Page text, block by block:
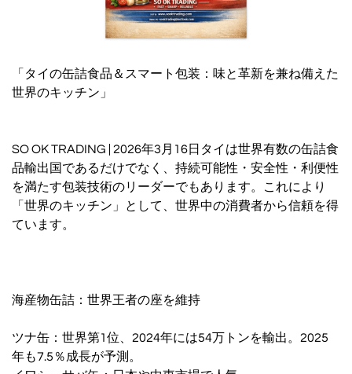
「タイの缶詰食品＆スマート包装：味と革新を兼ね備えた
世界のキッチン」
SO OK TRADING | 2026年3月16日タイは世界有数の缶詰食
品輸出国であるだけでなく、持続可能性・安全性・利便性
を満たす包装技術のリーダーでもあります。これにより
「世界のキッチン」として、世界中の消費者から信頼を得
ています。
海産物缶詰：世界王者の座を維持
ツナ缶：世界第1位、2024年には54万トンを輸出。2025
年も7.5％成長が予測。